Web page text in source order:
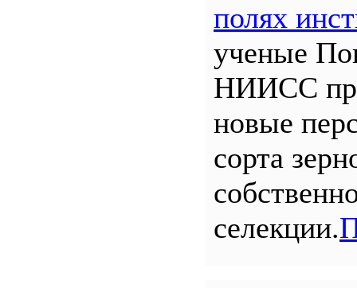
полях
ученые
НИИСС
новые
сорта
селекции.